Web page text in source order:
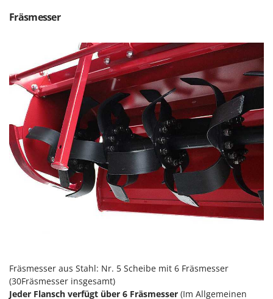
Rasentrimmer - Kantenschneider
Rasentrimmer - Motorsensen - Freischneider
Reinigungsmaschinen für Fassaden, Fenster und PV-Anlagen
Rührtöpfe mit Elektrischem Rührwerk
Rupfmaschinen
S
Sämaschinen und Düngerstreuer
Scheibenpflüge
Schneefräsen
Schneeräumer
Schweißgeräte
Seilwinden - Motorseilwinden
Girmi
GRAEF
Gre
GreenBay
Greenworks
GRIFO
GVS
GYS
Honda
Fräsmesser
Fräsmesser aus Stahl: Nr. 5 Scheibe mit 6 Fräsmesser
(30Fräsmesser insgesamt)
Jeder Flansch verfügt über 6 Fräsmesser (Im Allgemeinen